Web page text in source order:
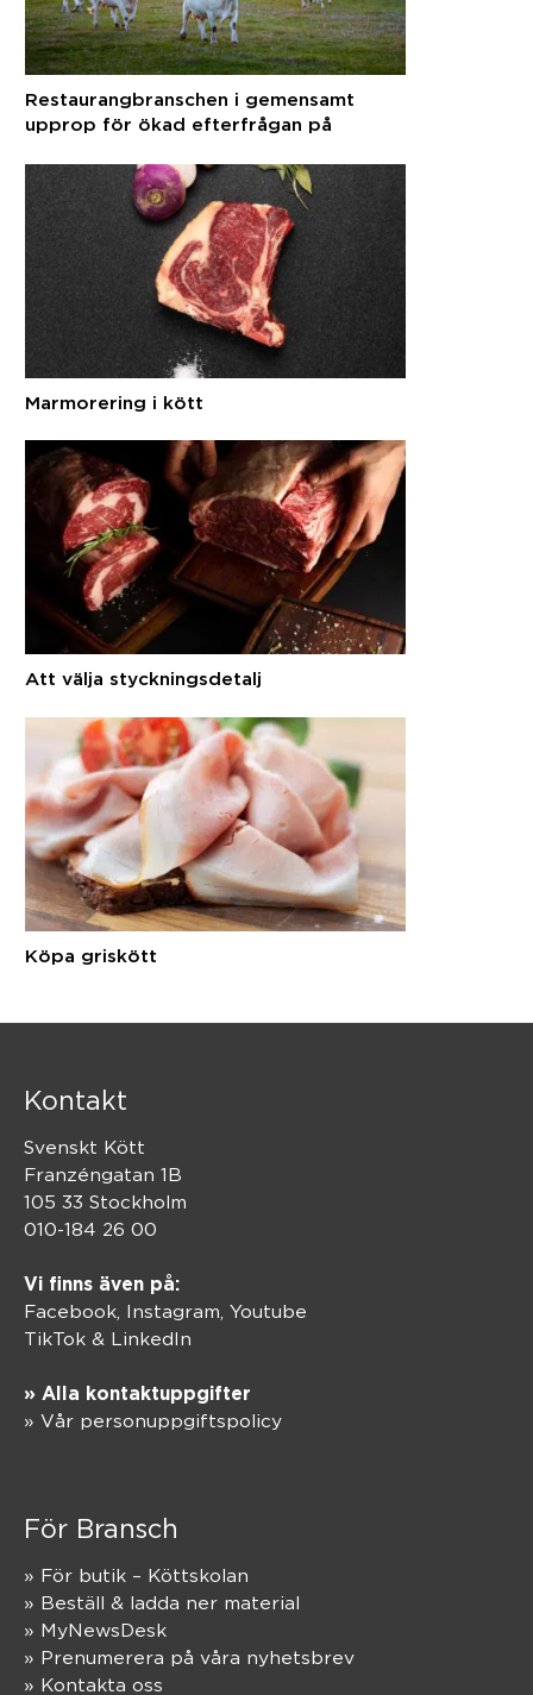
Restaurangbranschen i gemensamt
upprop för ökad efterfrågan på
Marmorering i kött
Att välja styckningsdetalj
Köpa griskött
Kontakt
Svenskt Kött
Franzéngatan 1B
105 33 Stockholm
010-184 26 00
Vi finns även på:
Facebook, Instagram Youtube
TikTok & LinkedIn
» Alla kontaktuppgifter
» Vår personuppgiftspolicy
För Bransch
» För butik – Köttskolan
» Beställ & ladda ner material
» MyNewsDesk
» Prenumerera på våra nyhetsbrev
» Kontakta oss